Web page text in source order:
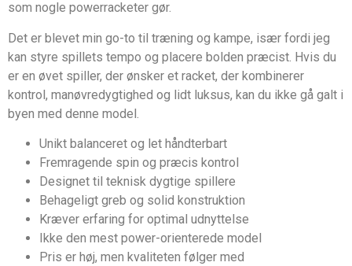
som nogle powerracketer gør.
Det er blevet min go-to til træning og kampe, især fordi jeg
kan styre spillets tempo og placere bolden præcist. Hvis du
er en øvet spiller, der ønsker et racket, der kombinerer
kontrol, manøvredygtighed og lidt luksus, kan du ikke gå galt i
byen med denne model.
Unikt balanceret og let håndterbart
Fremragende spin og præcis kontrol
Designet til teknisk dygtige spillere
Behageligt greb og solid konstruktion
Kræver erfaring for optimal udnyttelse
Ikke den mest power-orienterede model
Pris er høj, men kvaliteten følger med